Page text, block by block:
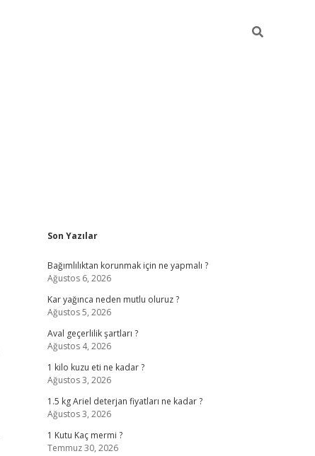
Sidebar
Son Yazılar
Bağımlılıktan korunmak için ne yapmalı ?
Ağustos 6, 2026
Kar yağınca neden mutlu oluruz ?
Ağustos 5, 2026
Aval geçerlilik şartları ?
Ağustos 4, 2026
1 kilo kuzu eti ne kadar ?
Ağustos 3, 2026
1.5 kg Ariel deterjan fiyatları ne kadar ?
Ağustos 3, 2026
1 Kutu Kaç mermi ?
Temmuz 30, 2026